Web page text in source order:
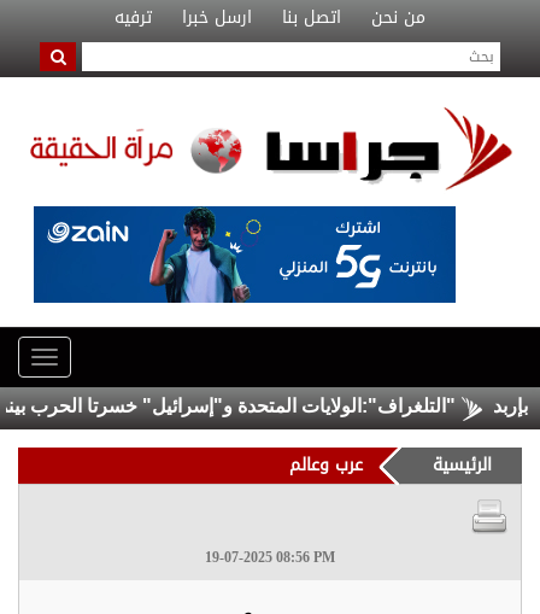
من نحن اتصل بنا ارسل خبرا ترفيه
"التلغراف":الولايات المتحدة و"إسرائيل" خسرتا الحرب بينما
الرئيسية عرب وعالم
19-07-2025 08:56 PM